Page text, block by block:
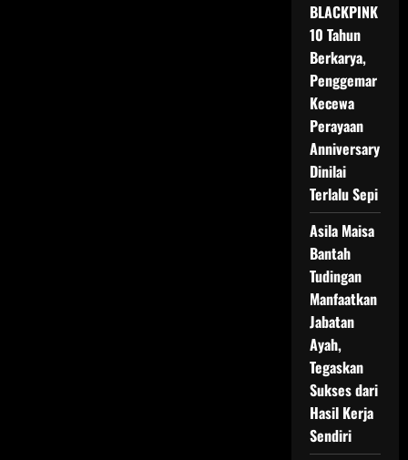
BLACKPINK
10 Tahun
Berkarya,
Penggemar
Kecewa
Perayaan
Anniversary
Dinilai
Terlalu Sepi
Asila Maisa
Bantah
Tudingan
Manfaatkan
Jabatan
Ayah,
Tegaskan
Sukses dari
Hasil Kerja
Sendiri